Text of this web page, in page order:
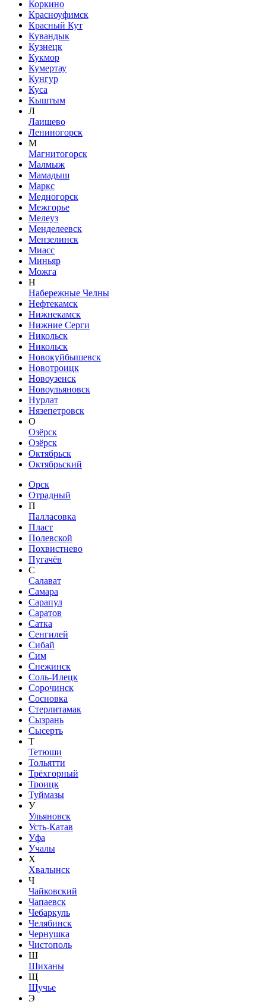
Коркино
Красноуфимск
Красный Кут
Кувандык
Кузнецк
Кукмор
Кумертау
Кунгур
Куса
Кыштым
Л
Лаишево
Лениногорск
М
Магнитогорск
Малмыж
Мамадыш
Маркс
Медногорск
Межгорье
Мелеуз
Менделеевск
Мензелинск
Миасс
Миньяр
Можга
Н
Набережные Челны
Нефтекамск
Нижнекамск
Нижние Серги
Никольск
Никольск
Новокуйбышевск
Новотроицк
Новоузенск
Новоульяновск
Нурлат
Нязепетровск
О
Озёрск
Озёрск
Октябрьск
Октябрьский
Орск
Отрадный
П
Палласовка
Пласт
Полевской
Похвистнево
Пугачёв
С
Салават
Самара
Сарапул
Саратов
Сатка
Сенгилей
Сибай
Сим
Снежинск
Соль-Илецк
Сорочинск
Сосновка
Стерлитамак
Сызрань
Сысерть
Т
Тетюши
Тольятти
Трёхгорный
Троицк
Туймазы
У
Ульяновск
Усть-Катав
Уфа
Учалы
Х
Хвалынск
Ч
Чайковский
Чапаевск
Чебаркуль
Челябинск
Чернушка
Чистополь
Ш
Шиханы
Щ
Щучье
Э